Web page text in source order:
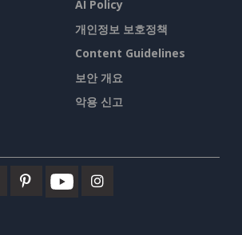
AI Policy
개인정보 보호정책
Content Guidelines
보안 개요
악용 신고